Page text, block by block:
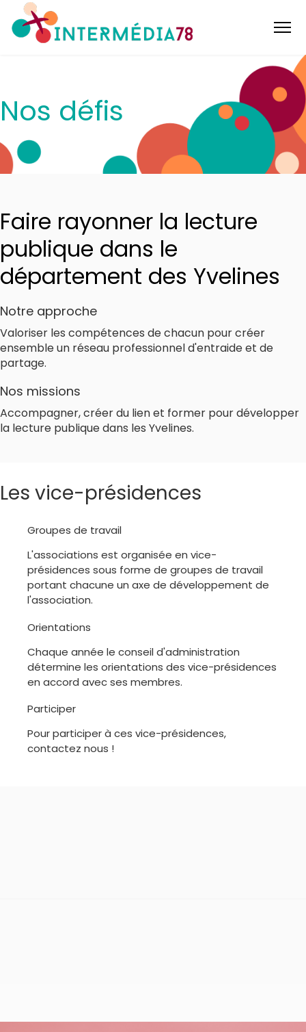
Nos défis
Faire rayonner la lecture
publique dans le
département des Yvelines
Notre approche
Valoriser les compétences de chacun pour créer
ensemble un réseau professionnel d'entraide et de
partage.
Nos missions
Accompagner, créer du lien et former pour développer
la lecture publique dans les Yvelines.
Les vice-présidences
Groupes de travail
L'associations est organisée en vice-
présidences sous forme de groupes de travail
portant chacune un axe de développement de
l'association.
Orientations
Chaque année le conseil d'administration
détermine les orientations des vice-présidences
en accord avec ses membres.
Participer
Pour participer à ces vice-présidences,
contactez nous !